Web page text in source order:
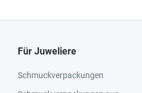
Für Juweliere
Schmuckverpackungen